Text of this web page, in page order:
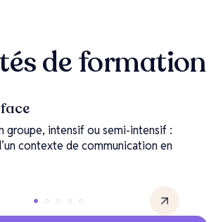
de formation
groupe, intensif ou semi-intensif :
contexte de communication en